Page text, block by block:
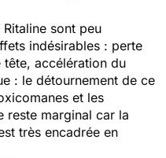
sont peu
indésirables : perte
tête, accélération du
: le détournement de ce
et les
reste marginal car la
très encadrée en